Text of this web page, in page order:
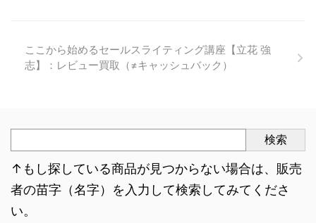
ここから始めるセールスライティング講座【立花 強
志】：レビュー買取（≠キャッシュバック）
検索
↑もし探している商品が見つからない場合は、販売
者の苗字（名字）を入力して検索してみてくださ
い。